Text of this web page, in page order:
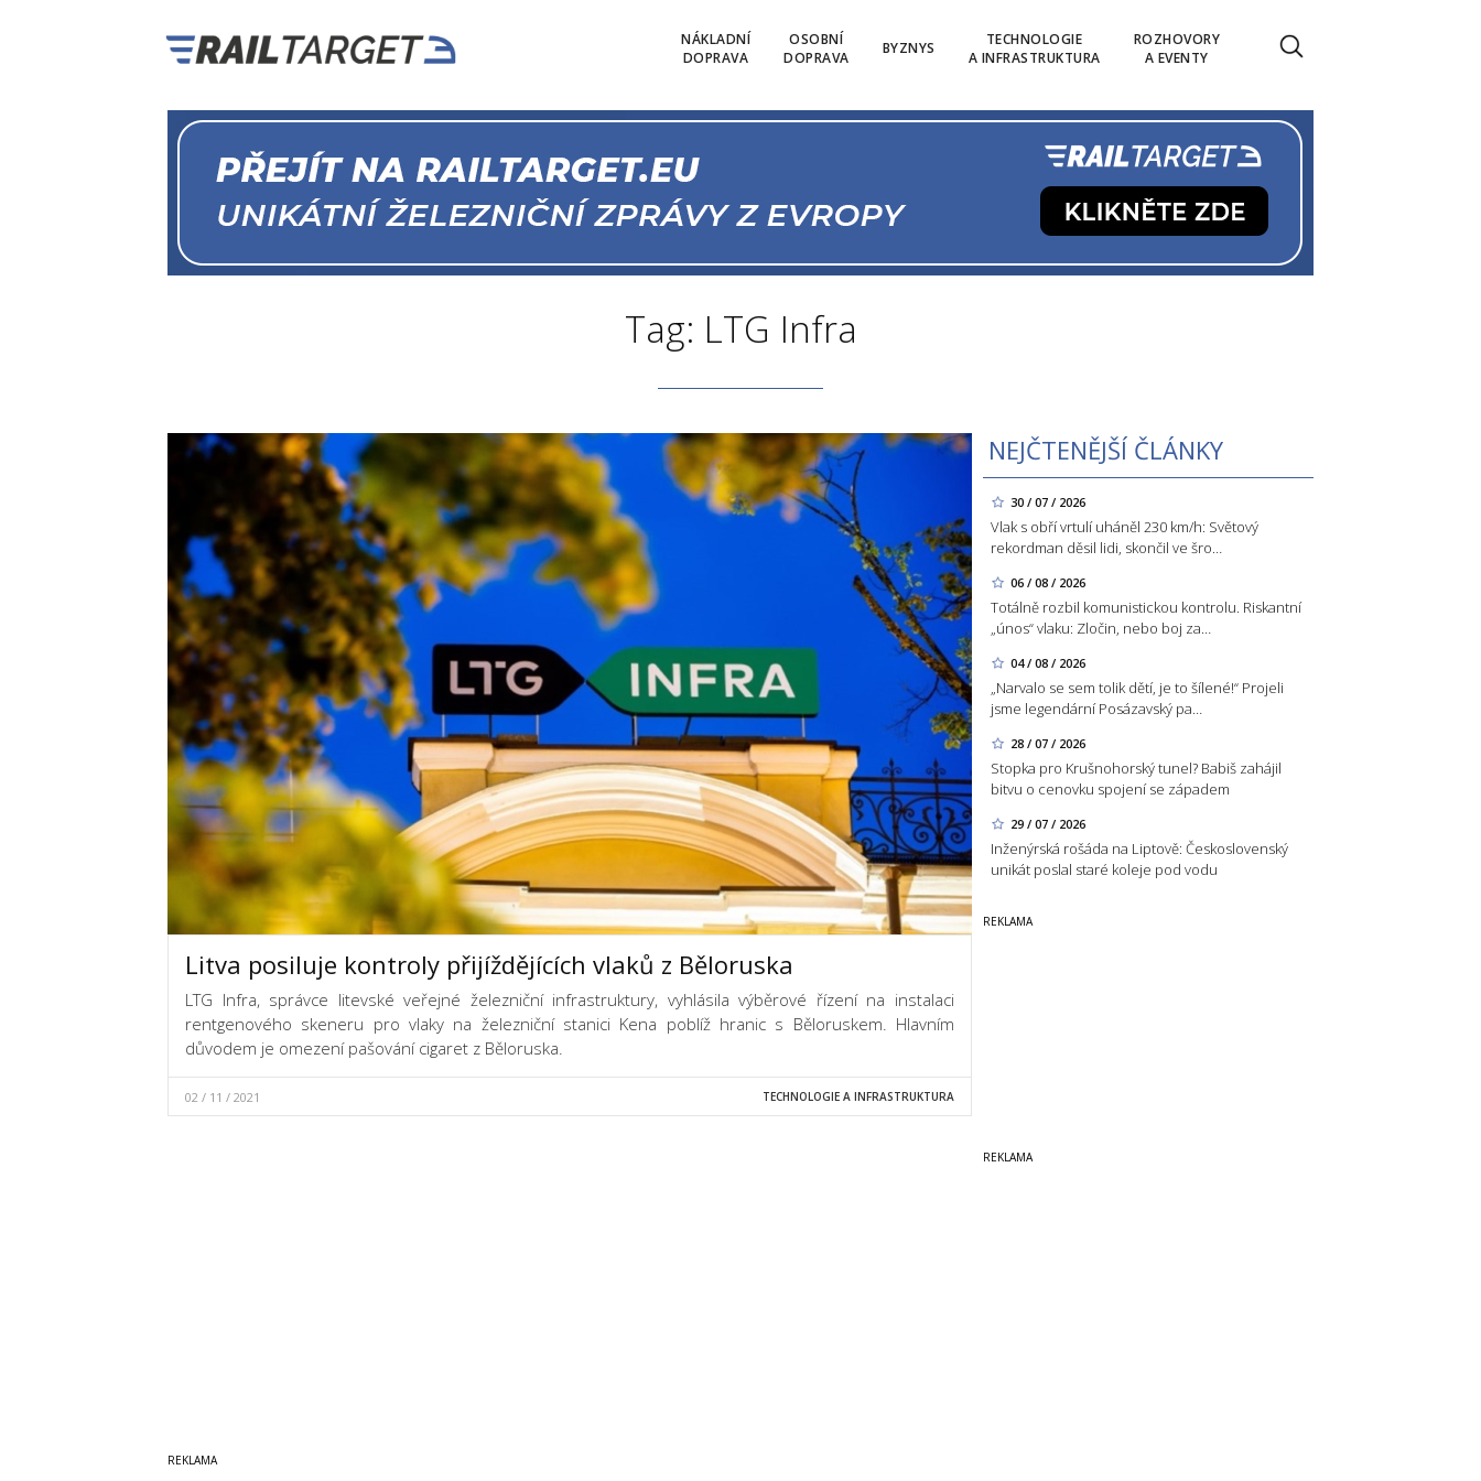
NÁKLADNÍ
DOPRAVA
OSOBNÍ
DOPRAVA
BYZNYS
TECHNOLOGIE
A INFRASTRUKTURA
ROZHOVORY
A EVENTY
Tag: LTG Infra
NEJČTENĚJŠÍ ČLÁNKY
30 / 07 / 2026
Vlak s obří vrtulí uháněl 230 km/h: Světový
rekordman děsil lidi, skončil ve šro…
06 / 08 / 2026
Totálně rozbil komunistickou kontrolu. Riskantní
„únos“ vlaku: Zločin, nebo boj za…
04 / 08 / 2026
„Narvalo se sem tolik dětí, je to šílené!“ Projeli
jsme legendární Posázavský pa…
28 / 07 / 2026
Stopka pro Krušnohorský tunel? Babiš zahájil
bitvu o cenovku spojení se západem
29 / 07 / 2026
Inženýrská rošáda na Liptově: Československý
unikát poslal staré koleje pod vodu
Litva posiluje kontroly přijíždějících vlaků z Běloruska
LTG Infra, správce litevské veřejné železniční infrastruktury, vyhlásila výběrové řízení na instalaci
rentgenového skeneru pro vlaky na železniční stanici Kena poblíž hranic s Běloruskem. Hlavním
důvodem je omezení pašování cigaret z Běloruska.
02 / 11 / 2021 TECHNOLOGIE A INFRASTRUKTURA